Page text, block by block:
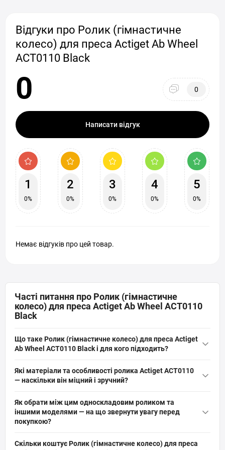
Відгуки про Ролик (гімнастичне
колесо) для преса Actiget Ab Wheel
ACT0110 Black
0 0
Написати відгук
1
0%
2
0%
3
0%
4
0%
5
0%
Немає відгуків про цей товар.
Часті питання про Ролик (гімнастичне
колесо) для преса Actiget Ab Wheel ACT0110
Black
Що таке Ролик (гімнастичне колесо) для преса Actiget
Ab Wheel ACT0110 Black і для кого підходить?
ACT0110 Black — це компактний тренажер для опрацювання
домашніх занять, фітнесу та силових тренувань;
рекомендований для користувачів вагою до 100 кг і різного
рівня підготовки.
Які матеріали та особливості ролика Actiget ACT0110
— наскільки він міцний і зручний?
і діаметр колеса 17,5 см. Має протиковзкі ручки, рельєфну
поверхню колеса, складану/розбірну конструкцію і килимок
зберігання.
Як обрати між цим односкладовим роликом та
іншими моделями — на що звернути увагу перед
покупкою?
Скільки коштує Ролик (гімнастичне колесо) для преса